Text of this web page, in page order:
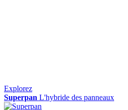
Explorez
Superpan L'hybride des panneaux